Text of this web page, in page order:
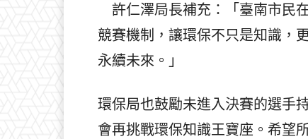
許仁澤局長補充：「臺南市民
競賽機制，讓環保不只是知識，
永續未來。」
環保局也鼓勵未進入決賽的選手
會再挑戰環保知識王寶座。希望